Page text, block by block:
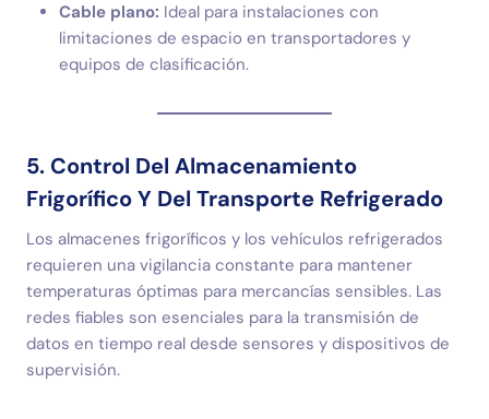
Cable plano: Ideal para instalaciones con
limitaciones de espacio en transportadores y
equipos de clasificación.
5. Control Del Almacenamiento
Frigorífico Y Del Transporte Refrigerado
Los almacenes frigoríficos y los vehículos refrigerados
requieren una vigilancia constante para mantener
temperaturas óptimas para mercancías sensibles. Las
redes fiables son esenciales para la transmisión de
datos en tiempo real desde sensores y dispositivos de
supervisión.